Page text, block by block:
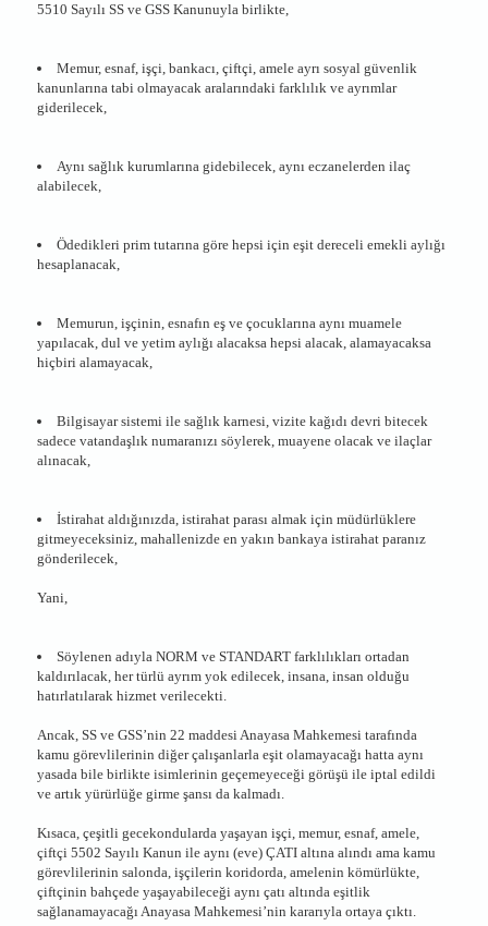
5510 Sayılı SS ve GSS Kanunuyla birlikte,
Memur, esnaf, işçi, bankacı, çiftçi, amele ayrı sosyal güvenlik
kanunlarına tabi olmayacak aralarındaki farklılık ve ayrımlar
giderilecek,
Aynı sağlık kurumlarına gidebilecek, aynı eczanelerden ilaç
alabilecek,
Ödedikleri prim tutarına göre hepsi için eşit dereceli emekli aylığı
hesaplanacak,
Memurun, işçinin, esnafın eş ve çocuklarına aynı muamele
yapılacak, dul ve yetim aylığı alacaksa hepsi alacak, alamayacaksa
hiçbiri alamayacak,
Bilgisayar sistemi ile sağlık karnesi, vizite kağıdı devri bitecek
sadece vatandaşlık numaranızı söylerek, muayene olacak ve ilaçlar
alınacak,
İstirahat aldığınızda, istirahat parası almak için müdürlüklere
gitmeyeceksiniz, mahallenizde en yakın bankaya istirahat paranız
gönderilecek,
Yani,
Söylenen adıyla NORM ve STANDART farklılıkları ortadan
kaldırılacak, her türlü ayrım yok edilecek, insana, insan olduğu
hatırlatılarak hizmet verilecekti.
Ancak, SS ve GSS’nin 22 maddesi Anayasa Mahkemesi tarafında
kamu görevlilerinin diğer çalışanlarla eşit olamayacağı hatta aynı
yasada bile birlikte isimlerinin geçemeyeceği görüşü ile iptal edildi
ve artık yürürlüğe girme şansı da kalmadı.
Kısaca, çeşitli gecekondularda yaşayan işçi, memur, esnaf, amele,
çiftçi 5502 Sayılı Kanun ile aynı (eve) ÇATI altına alındı ama kamu
görevlilerinin salonda, işçilerin koridorda, amelenin kömürlükte,
çiftçinin bahçede yaşayabileceği aynı çatı altında eşitlik
sağlanamayacağı Anayasa Mahkemesi’nin kararıyla ortaya çıktı.